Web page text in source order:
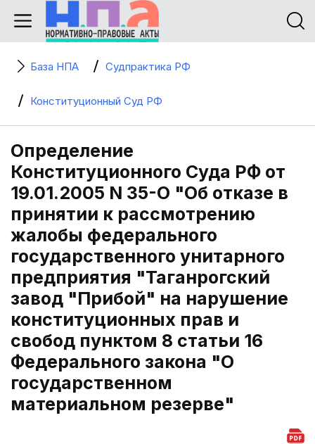
База НПА Судпрактика РФ
Конституционный Суд РФ
Определение
Конституционного Суда РФ от
19.01.2005 N 35-О "Об отказе в
принятии к рассмотрению
жалобы федерального
государственного унитарного
предприятия "Таганрогский
завод "Прибой" на нарушение
конституционных прав и
свобод пунктом 8 статьи 16
Федерального закона "О
государственном
материальном резерве"